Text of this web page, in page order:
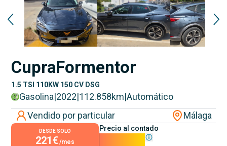
CupraFormentor
1.5 TSI 110KW 150 CV DSG
Gasolina|2022|112.858km|Automático
Vendido por particular
Málaga
DESDE SOLO
221€ /mes
Precio al contado